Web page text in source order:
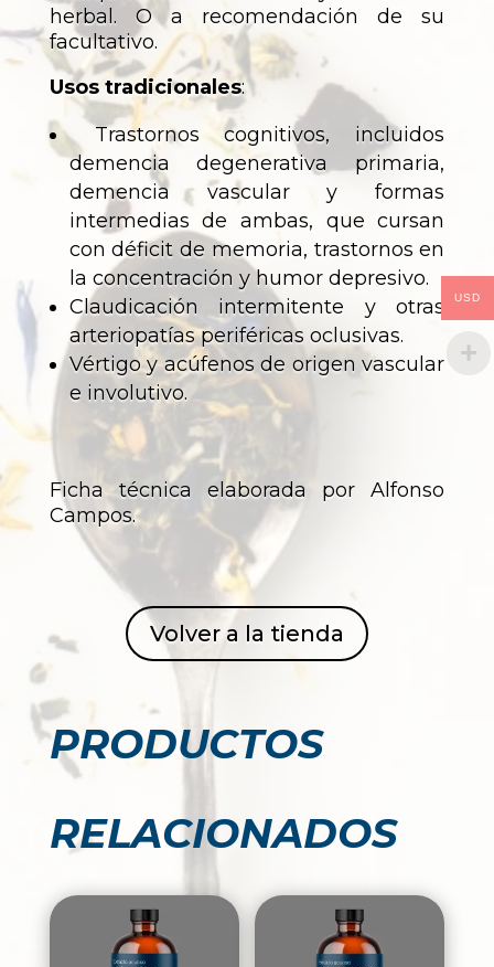
herbal. O a recomendación de su
facultativo.
Usos tradicionales:
Trastornos cognitivos, incluidos
demencia degenerativa primaria,
demencia vascular y formas
intermedias de ambas, que cursan
con déficit de memoria, trastornos en
la concentración y humor depresivo.
Claudicación intermitente y otras
arteriopatías periféricas oclusivas.
Vértigo y acúfenos de origen vascular
e involutivo.
Ficha técnica elaborada por Alfonso
Campos.
Volver a la tienda
PRODUCTOS
RELACIONADOS
USD